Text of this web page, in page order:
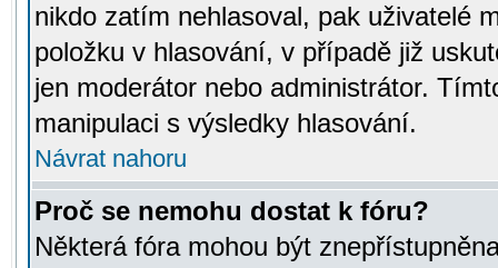
nikdo zatím nehlasoval, pak uživatelé
položku v hlasování, v případě již
jen moderátor nebo administrátor.
manipulaci s výsledky hlasování.
Návrat nahoru
Proč se nemohu dostat k fóru?
Některá fóra mohou být